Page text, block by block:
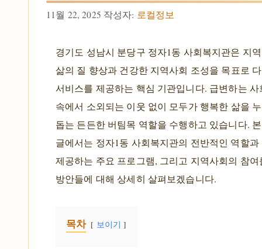
11월 22, 2025 작성자: 로컬정보
경기도 성남시 분당구 정자1동 사회복지관은 지
삶의 질 향상과 건강한 지역사회 조성을 목표로
서비스를 제공하는 핵심 기관입니다. 급변하는 사
속에서 소외되는 이웃 없이 모두가 행복한 삶을
돕는 든든한 버팀목 역할을 수행하고 있습니다.
글에서는 정자1동 사회복지관의 전반적인 역할과
제공하는 주요 프로그램, 그리고 지역사회의 참
방안들에 대해 상세히 살펴보겠습니다.
목차 보이기